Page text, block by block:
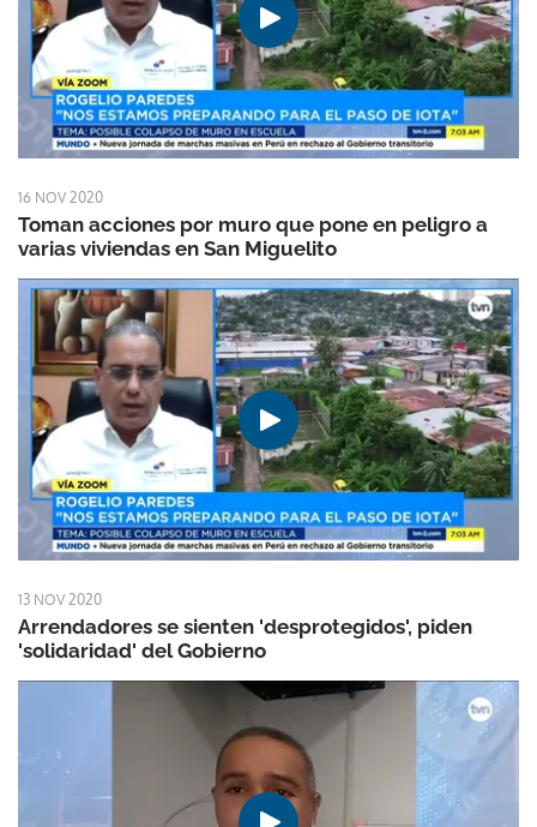
16 NOV 2020
Toman acciones por muro que pone en peligro a
varias viviendas en San Miguelito
13 NOV 2020
Arrendadores se sienten 'desprotegidos', piden
'solidaridad' del Gobierno